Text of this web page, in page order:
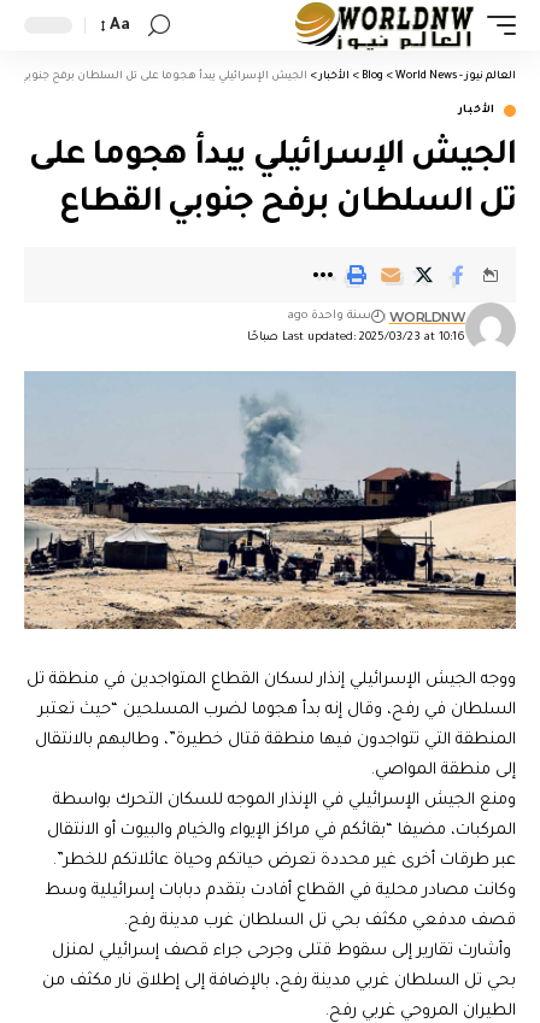
Aa
العالم نيوز - World News >
Blog
> الأخبار > الجيش الإسرائيلي يبدأ هجوما على تل السلطان برفح جنوبي
الأخبار
الجيش الإسرائيلي يبدأ هجوما على
تل السلطان برفح جنوبي القطاع
Last updated: 2025/03/23 at 10:16 صباحًا
WORLDNW سنة واحدة ago
ووجه الجيش الإسرائيلي إنذار لسكان القطاع المتواجدين في منطقة تل
السلطان في رفح، وقال إنه بدأ هجوما لضرب المسلحين “حيث تعتبر
المنطقة التي تتواجدون فيها منطقة قتال خطيرة”، وطالبهم بالانتقال
إلى منطقة المواصي.
ومنع الجيش الإسرائيلي في الإنذار الموجه للسكان التحرك بواسطة
المركبات، مضيفا “‏بقائكم في مراكز الإيواء والخيام والبيوت أو الانتقال
عبر طرقات أخرى غير محددة تعرض حياتكم وحياة عائلاتكم للخطر”.
وكانت مصادر محلية في القطاع أفادت بتقدم دبابات إسرائيلية وسط
قصف مدفعي مكثف بحي تل السلطان غرب مدينة رفح.
وأشارت تقارير إلى سقوط قتلى وجرحى جراء قصف إسرائيلي لمنزل
بحي تل السلطان غربي مدينة رفح، بالإضافة إلى إطلاق نار مكثف من
الطيران المروحي غربي رفح.